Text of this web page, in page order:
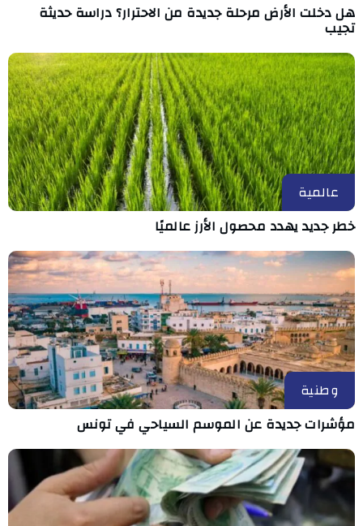
هل دخلت الأرض مرحلة جديدة من الاحترار؟ دراسة حديثة
تجيب
عالمية
خطر جديد يهدد محصول الأرز عالميًا
وطنية
مؤشرات جديدة عن الموسم السياحي في تونس